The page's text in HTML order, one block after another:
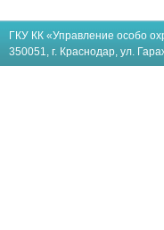
ГКУ КК «Управление особо
350051, г. Краснодар, ул.